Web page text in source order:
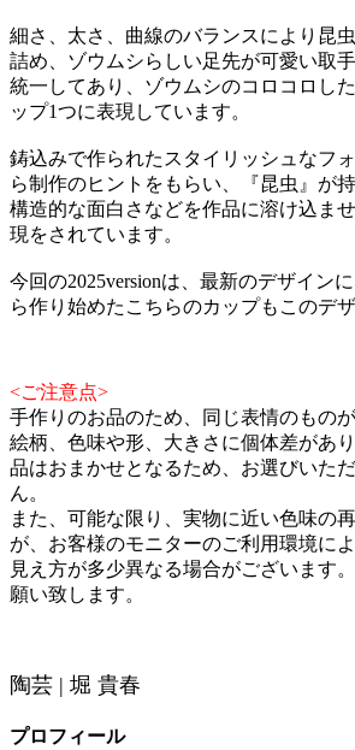
細さ、太さ、曲線のバランスにより昆
詰め、ゾウムシらしい足先が可愛い取
統一してあり、ゾウムシのコロコロし
ップ1つに表現しています。
鋳込みで作られたスタイリッシュなフ
ら制作のヒントをもらい、『昆虫』が
構造的な面白さなどを作品に溶け込ま
現をされています。
今回の2025versionは、最新のデザイン
ら作り始めたこちらのカップもこのデ
<ご注意点>
手作りのお品のため、同じ表情のもの
絵柄、色味や形、大きさに個体差があ
品はおまかせとなるため、お選びいた
ん。
また、可能な限り、実物に近い色味の
が、お客様のモニターのご利用環境に
見え方が多少異なる場合がございます
願い致します。
陶芸 | 堀 貴春
プロフィール